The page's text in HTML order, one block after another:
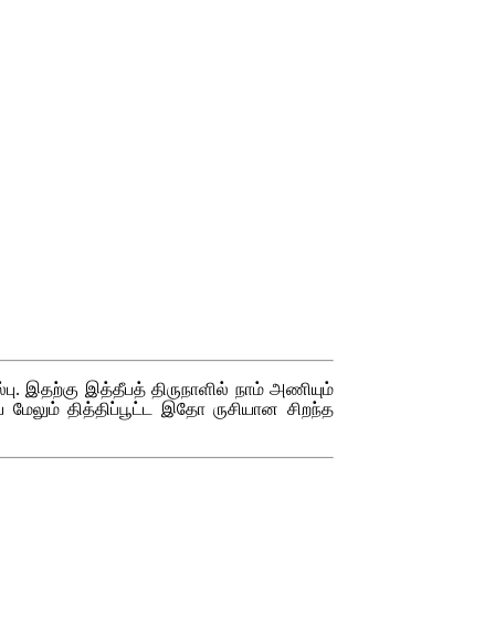
இதற்கு இத்தீபத் திருநாளில் நாம் அணியும்
தித்திப்பூட்ட இதோ ருசியான சிறந்த